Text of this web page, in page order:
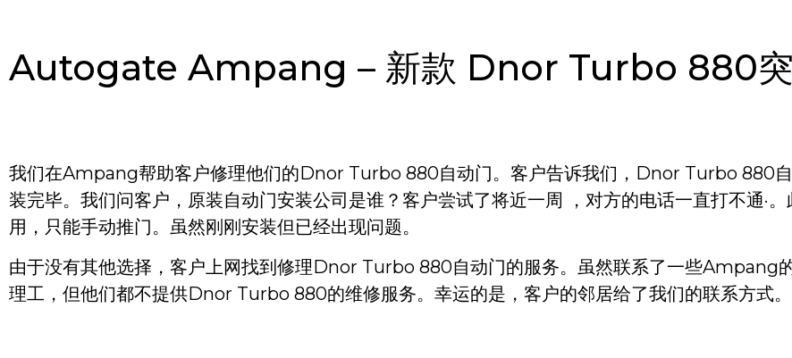
Autogate Ampang – 新款 Dnor Turbo 880突
我们在Ampang帮助客户修理他们的Dnor Turbo 880自动门。客户告诉我们，Dnor Turbo 880
装完毕。我们问客户，原装自动门安装公司是谁？客户尝试了将近一周 ，对方的电话一直打不通·
用，只能手动推门。虽然刚刚安装但已经出现问题。
由于没有其他选择，客户上网找到修理Dnor Turbo 880自动门的服务。虽然联系了一些Ampang
理工，但他们都不提供Dnor Turbo 880的维修服务。幸运的是，客户的邻居给了我们的联系方式。